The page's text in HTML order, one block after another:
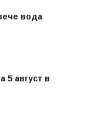
вода
5 август в